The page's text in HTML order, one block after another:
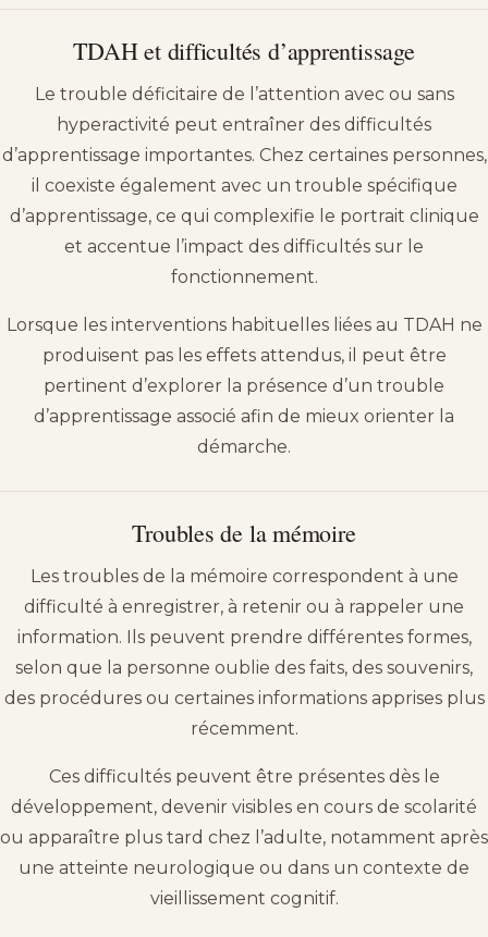
TDAH et difficultés d’apprentissage
Le trouble déficitaire de l’attention avec ou sans
hyperactivité peut entraîner des difficultés
d’apprentissage importantes. Chez certaines personnes,
il coexiste également avec un trouble spécifique
d’apprentissage, ce qui complexifie le portrait clinique
et accentue l’impact des difficultés sur le
fonctionnement.
Lorsque les interventions habituelles liées au TDAH ne
produisent pas les effets attendus, il peut être
pertinent d’explorer la présence d’un trouble
d’apprentissage associé afin de mieux orienter la
démarche.
Troubles de la mémoire
Les troubles de la mémoire correspondent à une
difficulté à enregistrer, à retenir ou à rappeler une
information. Ils peuvent prendre différentes formes,
selon que la personne oublie des faits, des souvenirs,
des procédures ou certaines informations apprises plus
récemment.
Ces difficultés peuvent être présentes dès le
développement, devenir visibles en cours de scolarité
ou apparaître plus tard chez l’adulte, notamment après
une atteinte neurologique ou dans un contexte de
vieillissement cognitif.